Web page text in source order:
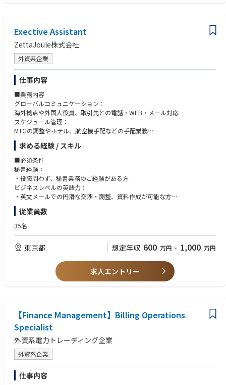
・SalesforceなどのCRM/SFAツールの活用スキル
Exective Assistant
ZettaJoule株式会社
外資系企業
仕事内容
■業務内容
グローバルコミュニケーション：
海外拠点や外国人役員、取引先との電話・WEB・メール対応
スケジュール管理：
MTGの調整やホテル、航空機手配などの手配業務
会議運営サポート：英語による会議資料の作成支援、議事録作成
求める経験 / スキル
■必須条件
秘書経験：
・役職問わず、秘書業務のご経験がある方
ビジネスレベルの英語力：
・英文メールでの円滑な交渉・調整、資料作成が可能な方
・ 英語での日常的なコミュニケーションができる方
■歓迎要件
・海外メンバーや顧客との英語を使用した業務経験がある方
・誠実に業務に向き合い、高い責任感をもってやり抜く力がある方
・チームで働くことが好きな方
・立場に関係なく、どんな相手にもリスペクトの心をもって業務ができる
方
・壮大なビジョンに共感し、プレッシャーにも負けずに業務ができる方
・徹底したコンプライアンス意識を持てる方
従業員数
35名
東京都 想定年収 600 万円 ~ 1,000 万円
求人エントリー
【Finance Management】Billing Operations
Specialist
外資系電力トレーディング企業
外資系企業
仕事内容